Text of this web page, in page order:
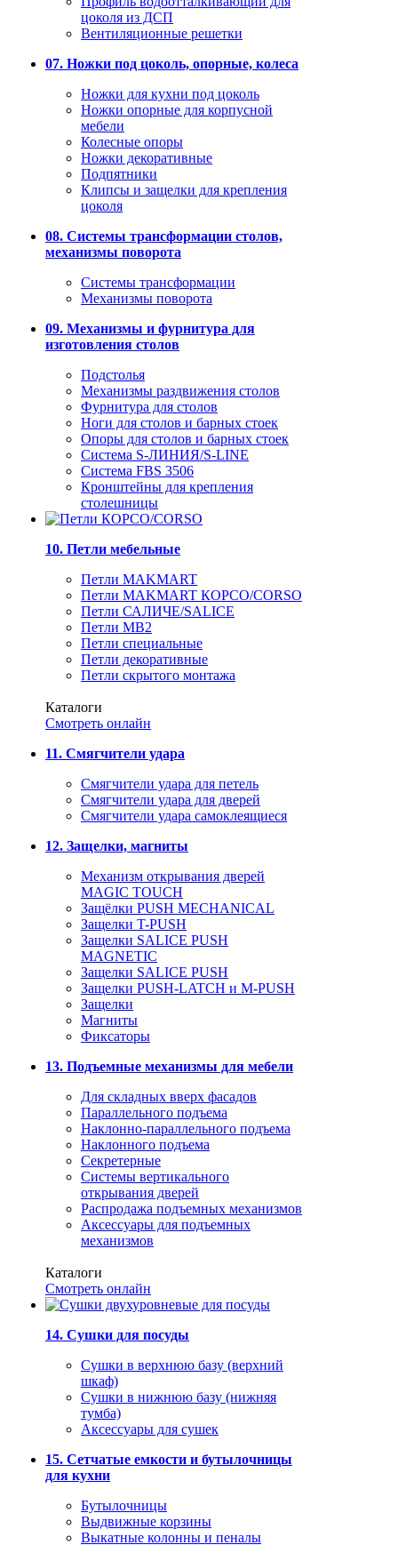
цоколя из ДСП
Вентиляционные решетки
07. Ножки под цоколь, опорные, колеса
Ножки для кухни под цоколь
Ножки опорные для корпусной
мебели
Колесные опоры
Ножки декоративные
Подпятники
Клипсы и защелки для крепления
цоколя
08. Системы трансформации столов,
механизмы поворота
Системы трансформации
Механизмы поворота
09. Механизмы и фурнитура для
изготовления столов
Подстолья
Механизмы раздвижения столов
Фурнитура для столов
Ноги для столов и барных стоек
Опоры для столов и барных стоек
Система S-ЛИНИЯ/S-LINE
Система FBS 3506
Кронштейны для крепления
столешницы
10. Петли мебельные
Петли MAKMART
Петли MAKMART КОРСО/CORSO
Петли САЛИЧЕ/SALICE
Петли MB2
Петли специальные
Петли декоративные
Петли скрытого монтажа
Каталоги
Смотреть онлайн
11. Смягчители удара
Смягчители удара для петель
Смягчители удара для дверей
Cмягчители удара самоклеящиеся
12. Защелки, магниты
Механизм открывания дверей
MAGIC TOUCH
Защёлки PUSH MECHANICAL
Защелки T-PUSH
Защелки SALICE PUSH
MAGNETIC
Защелки SALICE PUSH
Защелки PUSH-LATCH и M-PUSH
Защелки
Магниты
Фиксаторы
13. Подъемные механизмы для мебели
Для складных вверх фасадов
Параллельного подъема
Наклонно-параллельного подъема
Наклонного подъема
Секретерные
Системы вертикального
открывания дверей
Распродажа подъемных механизмов
Аксессуары для подъемных
механизмов
Каталоги
Смотреть онлайн
14. Сушки для посуды
Сушки в верхнюю базу (верхний
шкаф)
Сушки в нижнюю базу (нижняя
тумба)
Аксессуары для сушек
15. Сетчатые емкости и бутылочницы
для кухни
Бутылочницы
Выдвижные корзины
Выкатные колонны и пеналы